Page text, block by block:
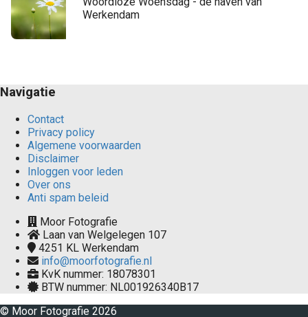
Werkendam
Navigatie
Contact
Privacy policy
Algemene voorwaarden
Disclaimer
Inloggen voor leden
Over ons
Anti spam beleid
Moor Fotografie
Laan van Welgelegen 107
4251 KL Werkendam
info@moorfotografie.nl
KvK nummer: 18078301
BTW nummer: NL001926340B17
© Moor Fotografie 2026